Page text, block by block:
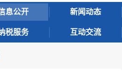
息公开 新闻动态
税服务 互动交流